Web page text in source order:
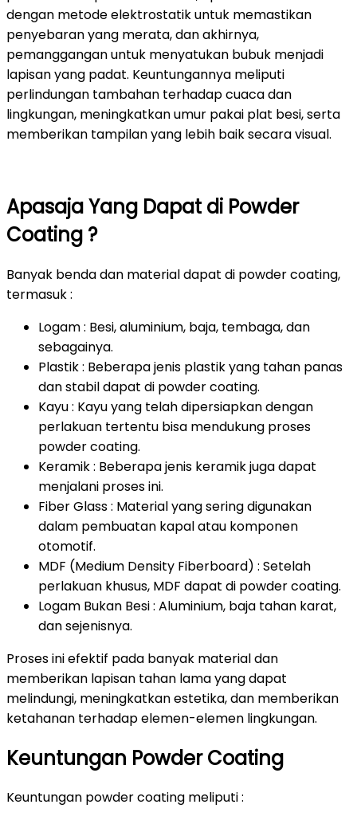
dengan metode elektrostatik untuk memastikan
penyebaran yang merata, dan akhirnya,
pemanggangan untuk menyatukan bubuk menjadi
lapisan yang padat. Keuntungannya meliputi
perlindungan tambahan terhadap cuaca dan
lingkungan, meningkatkan umur pakai plat besi, serta
memberikan tampilan yang lebih baik secara visual.
Apasaja Yang Dapat di Powder
Coating ?
Banyak benda dan material dapat di powder coating,
termasuk :
Logam : Besi, aluminium, baja, tembaga, dan
sebagainya.
Plastik : Beberapa jenis plastik yang tahan panas
dan stabil dapat di powder coating.
Kayu : Kayu yang telah dipersiapkan dengan
perlakuan tertentu bisa mendukung proses
powder coating.
Keramik : Beberapa jenis keramik juga dapat
menjalani proses ini.
Fiber Glass : Material yang sering digunakan
dalam pembuatan kapal atau komponen
otomotif.
MDF (Medium Density Fiberboard) : Setelah
perlakuan khusus, MDF dapat di powder coating.
Logam Bukan Besi : Aluminium, baja tahan karat,
dan sejenisnya.
Proses ini efektif pada banyak material dan
memberikan lapisan tahan lama yang dapat
melindungi, meningkatkan estetika, dan memberikan
ketahanan terhadap elemen-elemen lingkungan.
Keuntungan Powder Coating
Keuntungan powder coating meliputi :